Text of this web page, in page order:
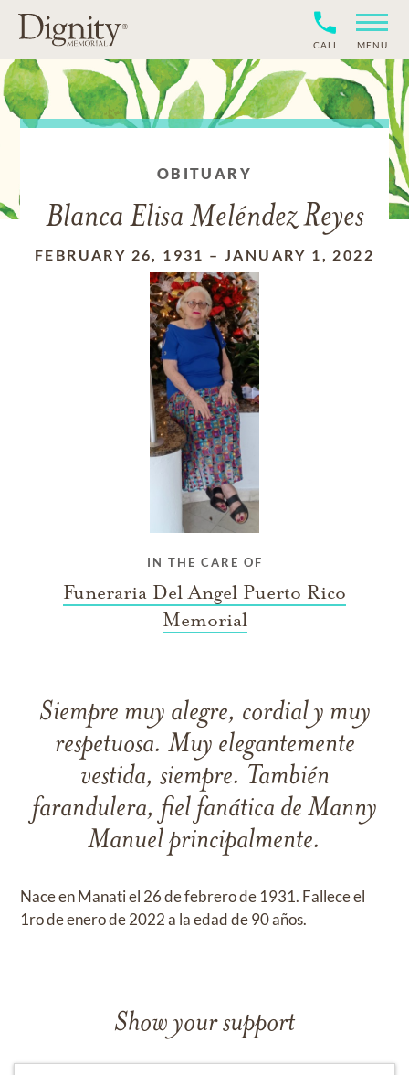
CALL MENU
OBITUARY
Blanca Elisa Meléndez Reyes
FEBRUARY 26, 1931 – JANUARY 1, 2022
IN THE CARE OF
Funeraria Del Angel Puerto Rico
Memorial
Siempre muy alegre, cordial y muy
respetuosa. Muy elegantemente
vestida, siempre. También
farandulera, fiel fanática de Manny
Manuel principalmente.
Nace en Manati el 26 de febrero de 1931. Fallece el
1ro de enero de 2022 a la edad de 90 años.
Show your support